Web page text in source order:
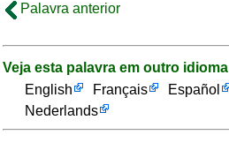
Palavra anterior
Veja esta palavra em outro idioma
English
Français Español
Nederlands